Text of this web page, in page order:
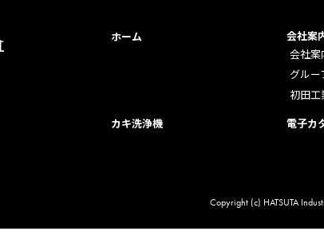
ホーム
会社案
会社案
グル
初田工
カキ洗浄機 電子カ
Copyright (c) HATSUTA